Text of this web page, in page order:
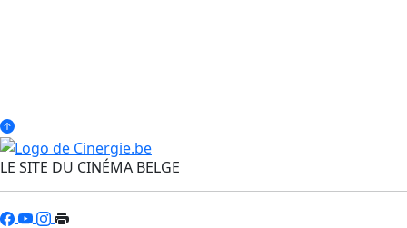
LE SITE DU CINÉMA BELGE